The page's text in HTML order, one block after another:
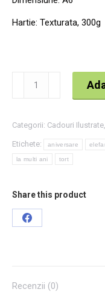
Hartie: Texturata, 300g
Cantitate
multi
ani!
Categorii: Cadouri Ilustrate,
Etichete: aniversare
la multi ani tort
Share this product
Share
Recenzii (0)